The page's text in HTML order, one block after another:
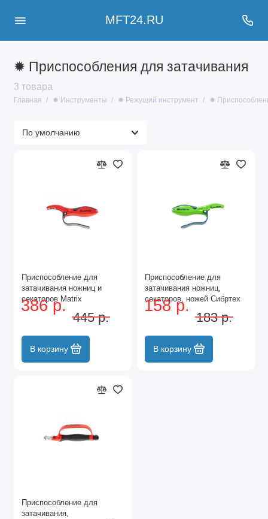
MFT24.RU
✹ Приспособления для затачивания
3 товара
Главная ✹ Инструменты ✹ Режущий инструмент ✹
Приспособление для
затачивания ножниц и
секаторов Matrix
386 р.
445 р.
В корзину
Приспособление для
затачивания ножниц,
секаторов, ножей Сибртех
158 р.
183 р.
В корзину
Приспособление для
затачивания,